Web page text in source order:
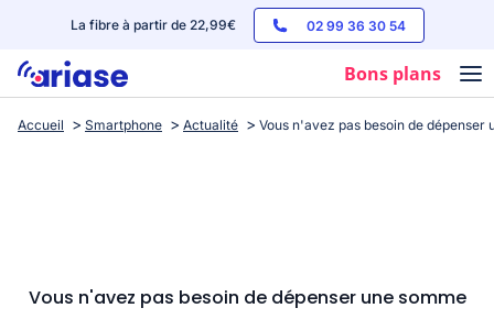
La fibre à partir de 22,99€ 02 99 36 30 54
Bons plans
Box internet
Streaming
Accueil Smartphone Actualité Vous n'avez pas besoin de
Vous n'avez pas besoin de dépenser une somme